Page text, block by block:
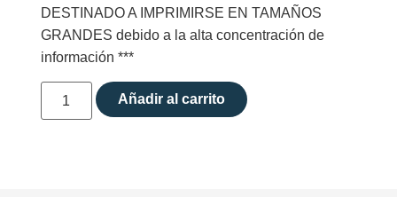
DESTINADO A IMPRIMIRSE EN TAMAÑOS
GRANDES debido a la alta concentración de
información ***
Añadir al carrito